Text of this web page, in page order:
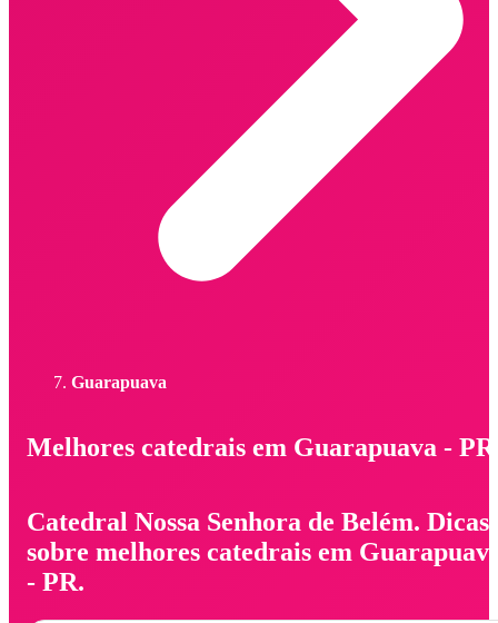
Guarapuava
Melhores catedrais em Guarapuava - PR
Catedral Nossa Senhora de Belém. Dicas
sobre melhores catedrais em
- PR.